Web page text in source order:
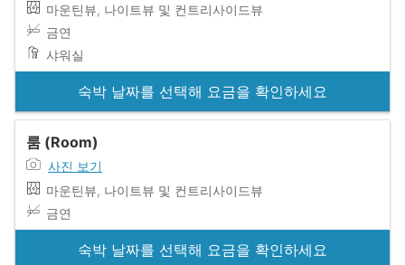
마운틴뷰, 나이트뷰 및 컨트리사이드뷰
금연
샤워실
숙박 날짜를 선택해 요금을 확인하세요
룸 (Room)
사진 보기
마운틴뷰, 나이트뷰 및 컨트리사이드뷰
금연
숙박 날짜를 선택해 요금을 확인하세요